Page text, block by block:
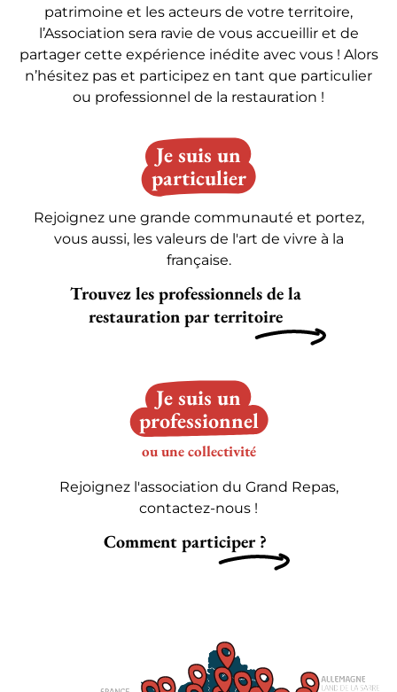
patrimoine et les acteurs de votre territoire,
l’Association sera ravie de vous accueillir et de
partager cette expérience inédite avec vous ! Alors
n’hésitez pas et participez en tant que particulier
ou professionnel de la restauration !
Je suis un
particulier
Rejoignez une grande communauté et portez,
vous aussi, les valeurs de l'art de vivre à la
française.
Trouvez les professionnels de la
restauration par territoire
Je suis un
professionnel
ou une collectivité
Rejoignez l'association du Grand Repas,
contactez-nous !
Comment participer ?